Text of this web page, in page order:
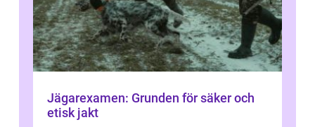
Jägarexamen: Grunden för säker och
etisk jakt